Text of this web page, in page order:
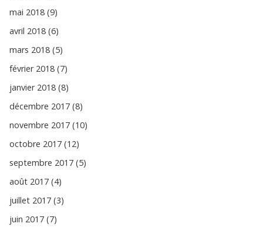
mai 2018 (9)
avril 2018 (6)
mars 2018 (5)
février 2018 (7)
janvier 2018 (8)
décembre 2017 (8)
novembre 2017 (10)
octobre 2017 (12)
septembre 2017 (5)
août 2017 (4)
juillet 2017 (3)
juin 2017 (7)